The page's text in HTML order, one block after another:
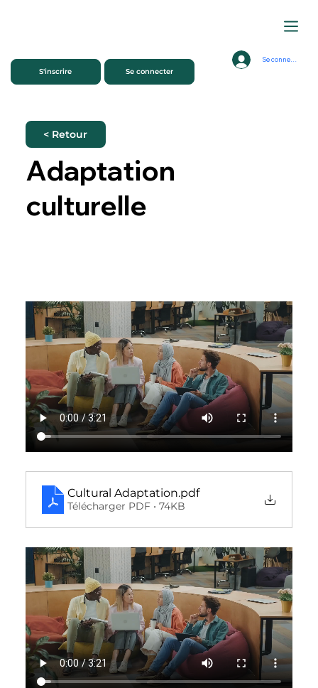
Se connecter
S'inscrire Se connecter
< Retour
Adaptation
culturelle
Cultural Adaptation.pdf
Télécharger PDF • 74KB